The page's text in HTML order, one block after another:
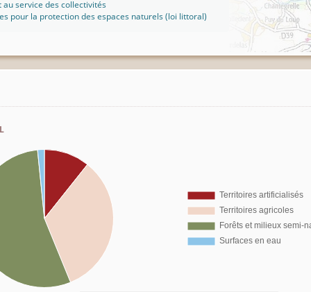
au service des collectivités
pour la protection des espaces naturels (loi littoral)